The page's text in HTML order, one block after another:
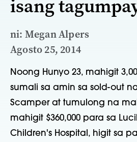
isang
ni: Megan Alpers
Agosto 25, 2014
Noong Hunyo 23, mahigit
sumali sa amin sa sold-out
Scamper at tumulong na
mahigit $360,000 para sa
Children's Hospital, higit sa